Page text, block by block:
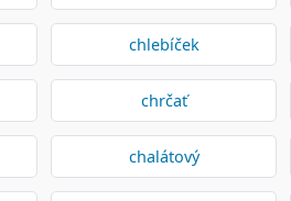
chlebíček
chrčať
chalátový